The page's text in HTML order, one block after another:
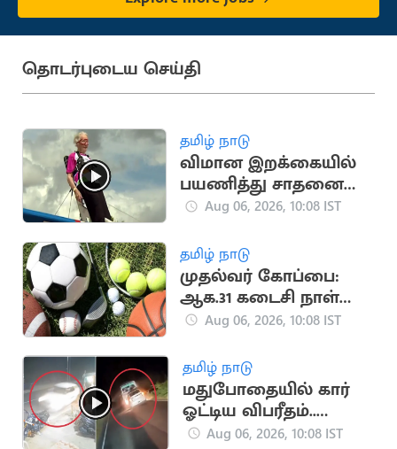
தொடர்புடைய செய்தி
தமிழ் நாடு
விமான இறக்கையில்
பயணித்து சாதனை
படைத்த பிரிட்டன்
Aug 06, 2026, 10:08 IST
தமிழ் நாடு
முதல்வர் கோப்பை:
ஆக.31 கடைசி நாள்
என அரசு அறிவிப்பு
Aug 06, 2026, 10:08 IST
தமிழ் நாடு
மதுபோதையில் கார்
ஓட்டிய விபரீதம்..
தூத்துக்குடியில் ஒருவர்
Aug 06, 2026, 10:08 IST